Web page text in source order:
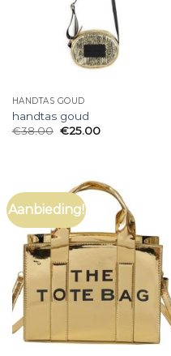
HANDTAS GOUD
handtas goud
€38.00 €25.00
Aanbieding!